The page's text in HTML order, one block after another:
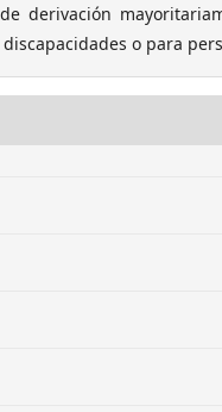
derivación
o para